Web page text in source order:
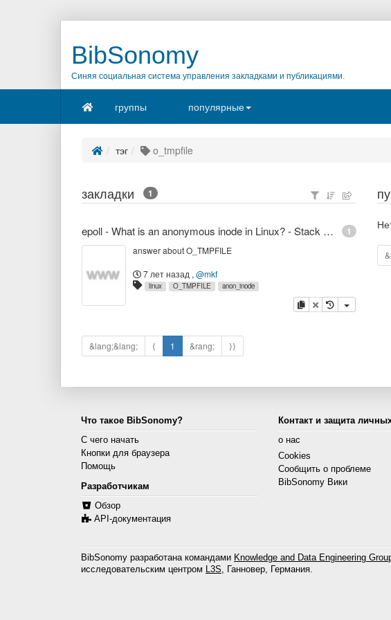
BibSonomy
Синяя социальная система управления закладками и публикациями.
группы популярные
тэг o_tmpfile
закладки 1
1
epoll - What is an anonymous inode in Linux? - Stack Overflow
answer about O_TMPFILE
7 лет назад , @mkf
linux O_TMPFILE anon_inode
копировать
удалить
&lang;&lang; ⟨ 1 &rang; ⟩⟩
Что такое BibSonomy?
С чего начать
Кнопки для браузера
Помощь
Разработчикам
Обзор
API-документация
Контакт и защита
о нас
Cookies
Сообщить о проблеме
BibSonomy Вики
BibSonomy разработана командами Knowledge and Data Engineering
исследовательским центром L3S, Ганновер, Германия.